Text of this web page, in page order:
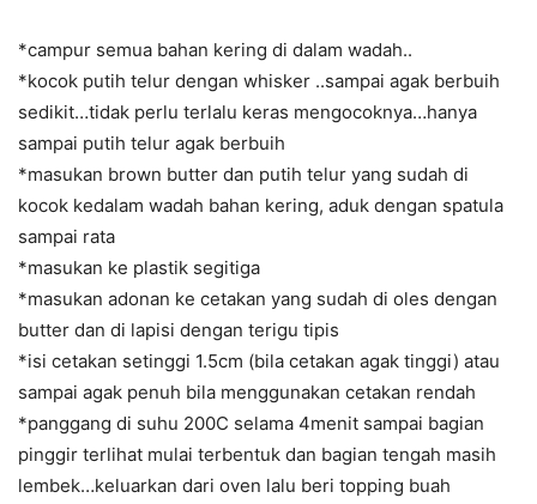
*campur semua bahan kering di dalam wadah..
*kocok putih telur dengan whisker ..sampai agak berbuih
sedikit…tidak perlu terlalu keras mengocoknya…hanya
sampai putih telur agak berbuih
*masukan brown butter dan putih telur yang sudah di
kocok kedalam wadah bahan kering, aduk dengan spatula
sampai rata
*masukan ke plastik segitiga
*masukan adonan ke cetakan yang sudah di oles dengan
butter dan di lapisi dengan terigu tipis
*isi cetakan setinggi 1.5cm (bila cetakan agak tinggi) atau
sampai agak penuh bila menggunakan cetakan rendah
*panggang di suhu 200C selama 4menit sampai bagian
pinggir terlihat mulai terbentuk dan bagian tengah masih
lembek…keluarkan dari oven lalu beri topping buah